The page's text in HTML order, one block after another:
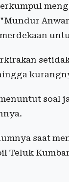
soal
saat
Teluk